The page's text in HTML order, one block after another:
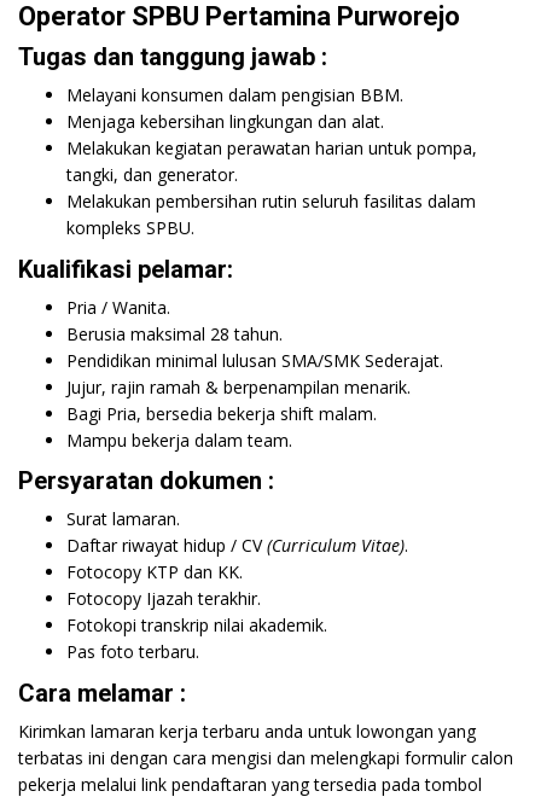
Operator SPBU Pertamina Purworejo
Tugas dan tanggung jawab :
Melayani konsumen dalam pengisian BBM.
Menjaga kebersihan lingkungan dan alat.
Melakukan kegiatan perawatan harian untuk pompa,
tangki, dan generator.
Melakukan pembersihan rutin seluruh fasilitas dalam
kompleks SPBU.
Kualifikasi pelamar:
Pria / Wanita.
Berusia maksimal 28 tahun.
Pendidikan minimal lulusan SMA/SMK Sederajat.
Jujur, rajin ramah & berpenampilan menarik.
Bagi Pria, bersedia bekerja shift malam.
Mampu bekerja dalam team.
Persyaratan dokumen :
Surat lamaran.
Daftar riwayat hidup / CV(Curriculum Vitae).
Fotocopy KTP dan KK.
Fotocopy Ijazah terakhir.
Fotokopi transkrip nilai akademik.
Pas foto terbaru.
Cara melamar :
Kirimkan lamaran kerja terbaru anda untuk lowongan yang
terbatas ini dengan cara mengisi dan melengkapi formulir calon
pekerja melalui link pendaftaran yang tersedia pada tombol